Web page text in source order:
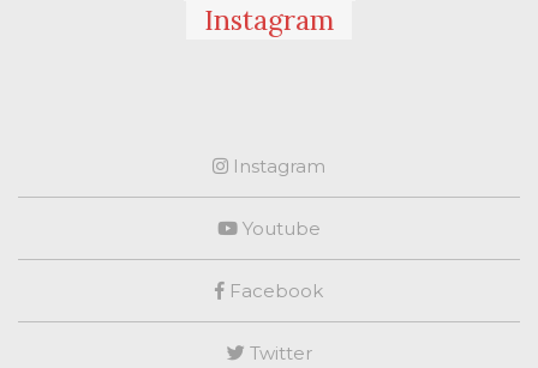
Instagram
Instagram
Youtube
Facebook
Twitter